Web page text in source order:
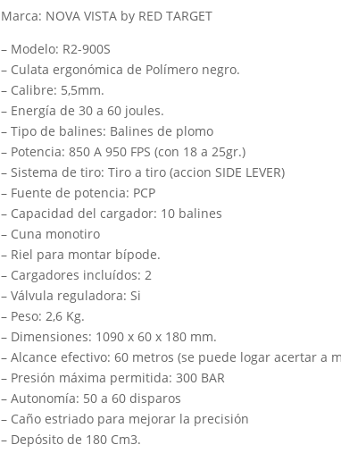
Marca: NOVA VISTA by RED TARGET
– Modelo: R2-900S
– Culata ergonómica de Polímero negro.
– Calibre: 5,5mm.
– Energía de 30 a 60 joules.
– Tipo de balines: Balines de plomo
– Potencia: 850 A 950 FPS (con 18 a 25gr.)
– Sistema de tiro: Tiro a tiro (accion SIDE LEVER)
– Fuente de potencia: PCP
– Capacidad del cargador: 10 balines
– Cuna monotiro
– Riel para montar bípode.
– Cargadores incluídos: 2
– Válvula reguladora: Si
– Peso: 2,6 Kg.
– Dimensiones: 1090 x 60 x 180 mm.
– Alcance efectivo: 60 metros (se puede logar acertar a
– Presión máxima permitida: 300 BAR
– Autonomía: 50 a 60 disparos
– Caño estriado para mejorar la precisión
– Depósito de 180 Cm3.